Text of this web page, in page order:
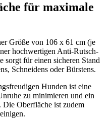
für maximale
Größe von 106 x 61 cm (je
hochwertigen Anti-Rutsch-
sorgt für einen sicheren Stand
Schneidens oder Bürstens.
Hunden ist eine
zu minimieren und ein
Die Oberfläche ist zudem